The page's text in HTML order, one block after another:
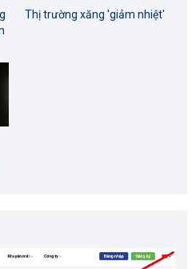
Thị trường xăng 'giảm nhiệt'